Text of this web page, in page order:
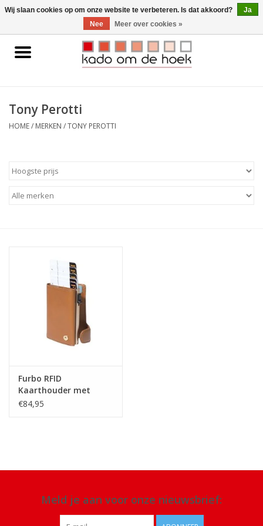
0 Artikelen - €0,00
Home
Gadgets
Tony Perotti
HOME/ MERKEN /TONY PEROTTI
Furbo RFID
Kaarthouder met
kleingeldvak Honing
€84,95
Meld je aan voor onze nieuwsbrief:
Wij slaan cookies op om onze website te verbeteren. Is dat akkoord?
Ja
Nee
Meer over cookies »